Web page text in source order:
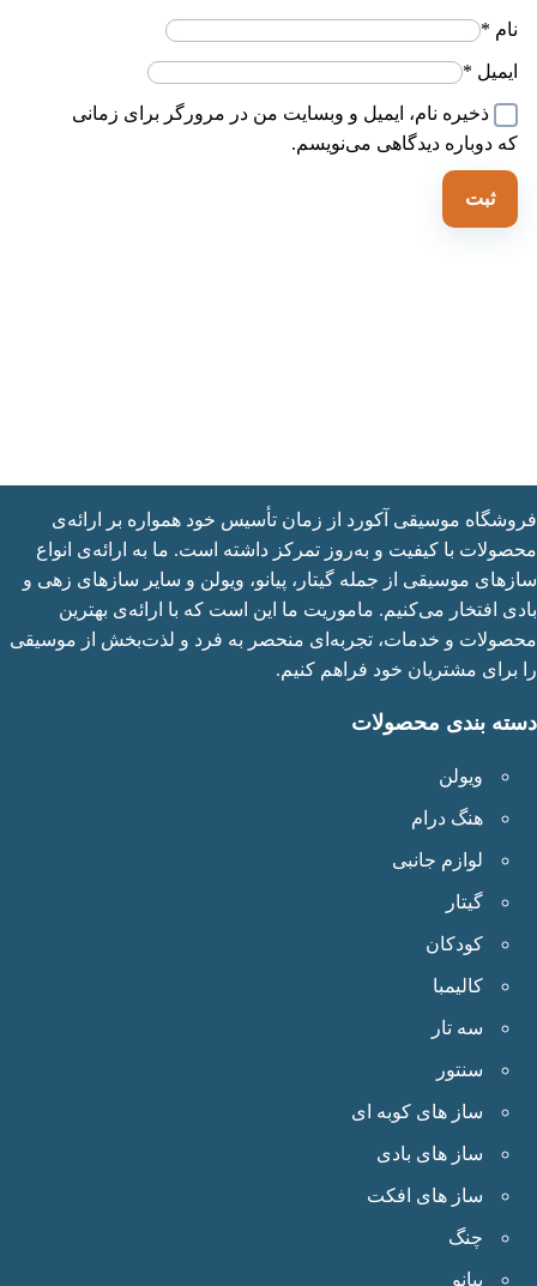
*
*
ذخیره نام، ایمیل و وبسایت من در مرورگر برای زمانی
دوباره دیدگاهی می‌نویسم.
موسیقی آکورد از زمان تأسیس خود همواره بر ارائه‌ی
با کیفیت و به‌روز تمرکز داشته است. ما به ارائه‌ی انواع
موسیقی از جمله گیتار، پیانو، ویولن و سایر سازهای زهی و
افتخار می‌کنیم. ماموریت ما این است که با ارائه‌ی بهترین
و خدمات، تجربه‌ای منحصر به فرد و لذت‌بخش از موسیقی
مشتریان خود فراهم کنیم.
بندی محصولات
ویولن
هنگ درام
لوازم جانبی
گیتار
کودکان
کالیمبا
سه تار
سنتور
ساز های کوبه ای
ساز های بادی
ساز های افکت
چنگ
پیانو